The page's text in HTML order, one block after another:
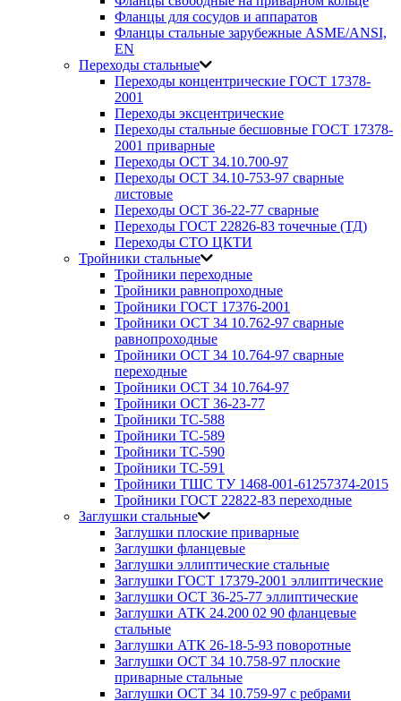
Фланцы для сосудов и аппаратов
Фланцы стальные зарубежные ASME/ANSI,
EN
Переходы стальные
Переходы концентрические ГОСТ 17378-
2001
Переходы эксцентрические
Переходы стальные бесшовные ГОСТ 17378-
2001 приварные
Переходы ОСТ 34.10.700-97
Переходы ОСТ 34.10-753-97 сварные
листовые
Переходы ОСТ 36-22-77 сварные
Переходы ГОСТ 22826-83 точечные (ТД)
Переходы СТО ЦКТИ
Тройники стальные
Тройники переходные
Тройники равнопроходные
Тройники ГОСТ 17376-2001
Тройники ОСТ 34 10.762-97 сварные
равнопроходные
Тройники ОСТ 34 10.764-97 сварные
переходные
Тройники ОСТ 34 10.764-97
Тройники ОСТ 36-23-77
Тройники ТС-588
Тройники ТС-589
Тройники ТС-590
Тройники ТС-591
Тройники ТШС ТУ 1468-001-61257374-2015
Тройники ГОСТ 22822-83 переходные
Заглушки стальные
Заглушки плоские приварные
Заглушки фланцевые
Заглушки эллиптические стальные
Заглушки ГОСТ 17379-2001 эллиптические
Заглушки ОСТ 36-25-77 эллиптические
Заглушки АТК 24.200 02 90 фланцевые
стальные
Заглушки АТК 26-18-5-93 поворотные
Заглушки ОСТ 34 10.758-97 плоские
приварные стальные
Заглушки ОСТ 34 10.759-97 с ребрами